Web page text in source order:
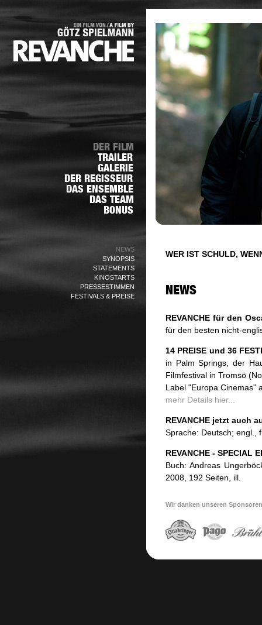
NEWS
SYNOPSIS
STATEMENTS
KINOSTARTS
PRESSESTIMMEN
FESTIVALS & PREISE
WER IST SCHULD,
REVANCHE für den
für den besten nicht-
14 PREISE und 36
in Palm Springs, der
Filmfestival in Tromsö
Label "Europa Cinemas"
mehr Details hier...
REVANCHE jetzt auch
Sprache: Deutsch; engl.,
REVANCHE - SPECIAL
Buch: Andreas
2008, 192 Seiten, ill.
Wir danken unseren